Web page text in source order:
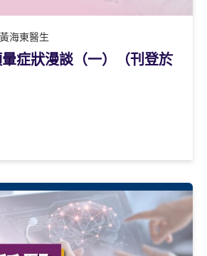
黃海東醫生
症狀漫談（一）（刊登於